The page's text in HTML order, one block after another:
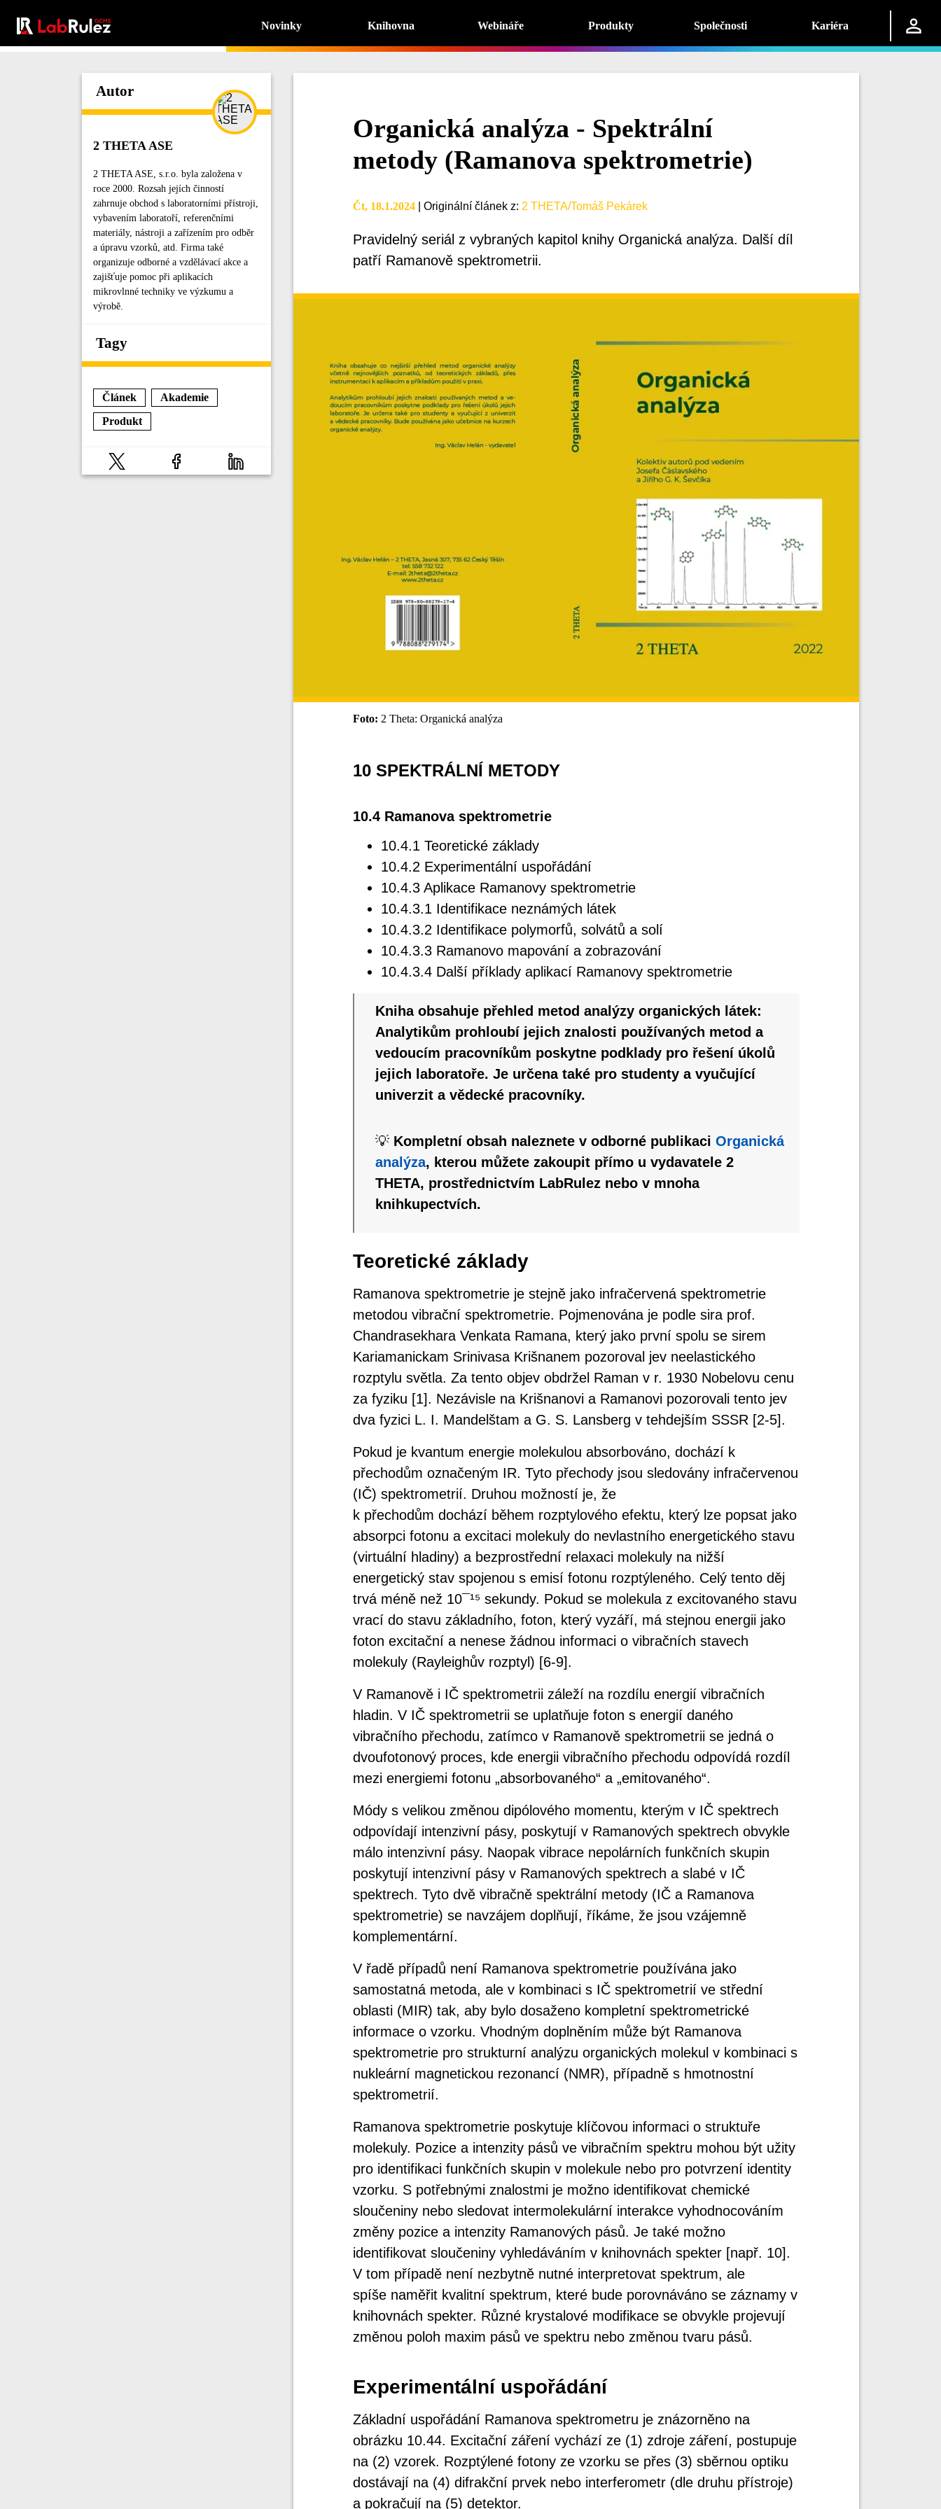
Novinky Knihovna Webináře Produkty Společnosti Kariéra
Autor
2 THETA ASE
2 THETA ASE, s.r.o. byla založena v
roce 2000. Rozsah jejích činností
zahrnuje obchod s laboratorními přístroji,
vybavením laboratoří, referenčními
materiály, nástroji a zařízením pro odběr
a úpravu vzorků, atd. Firma také
organizuje odborné a vzdělávací akce a
zajišťuje pomoc při aplikacích
mikrovlnné techniky ve výzkumu a
výrobě.
Tagy
Článek
Akademie
Produkt
Organická analýza - Spektrální
metody (Ramanova spektrometrie)
Čt, 18.1.2024 Originální článek z: 2 THETA/Tomáš Pekárek
Pravidelný seriál z vybraných kapitol knihy Organická analýza. Další díl
patří Ramanově spektrometrii.
Foto: 2 Theta: Organická analýza
10 SPEKTRÁLNÍ METODY
10.4 Ramanova spektrometrie
10.4.1 Teoretické základy
10.4.2 Experimentální uspořádání
10.4.3 Aplikace Ramanovy spektrometrie
10.4.3.1 Identifikace neznámých látek
10.4.3.2 Identifikace polymorfů, solvátů a solí
10.4.3.3 Ramanovo mapování a zobrazování
10.4.3.4 Další příklady aplikací Ramanovy spektrometrie
Kniha obsahuje přehled metod analýzy organických látek:
Analytikům prohloubí jejich znalosti používaných metod a
vedoucím pracovníkům poskytne podklady pro řešení úkolů
jejich laboratoře. Je určena také pro studenty a vyučující
univerzit a vědecké pracovníky.
💡 Kompletní obsah naleznete v odborné publikaci Organická
analýza, kterou můžete zakoupit přímo u vydavatele 2
THETA, prostřednictvím LabRulez nebo v mnoha
knihkupectvích.
Teoretické základy
Ramanova spektrometrie je stejně jako infračervená spektrometrie
metodou vibrační spektrometrie. Pojmenována je podle sira prof.
Chandrasekhara Venkata Ramana, který jako první spolu se sirem
Kariamanickam Srinivasa Krišnanem pozoroval jev neelastického
rozptylu světla. Za tento objev obdržel Raman v r. 1930 Nobelovu cenu
za fyziku [1]. Nezávisle na Krišnanovi a Ramanovi pozorovali tento jev
dva fyzici L. I. Mandelštam a G. S. Lansberg v tehdejším SSSR [2-5].
Pokud je kvantum energie molekulou absorbováno, dochází k
přechodům označeným IR. Tyto přechody jsou sledovány infračervenou
(IČ) spektrometrií. Druhou možností je, že
k přechodům dochází během rozptylového efektu, který lze popsat jako
absorpci fotonu a excitaci molekuly do nevlastního energetického stavu
(virtuální hladiny) a bezprostřední relaxaci molekuly na nižší
energetický stav spojenou s emisí fotonu rozptýleného. Celý tento děj
trvá méně než 10¯¹⁵ sekundy. Pokud se molekula z excitovaného stavu
vrací do stavu základního, foton, který vyzáří, má stejnou energii jako
foton excitační a nenese žádnou informaci o vibračních stavech
molekuly (Rayleighův rozptyl) [6-9].
V Ramanově i IČ spektrometrii záleží na rozdílu energií vibračních
hladin. V IČ spektrometrii se uplatňuje foton s energií daného
vibračního přechodu, zatímco v Ramanově spektrometrii se jedná o
dvoufotonový proces, kde energii vibračního přechodu odpovídá rozdíl
mezi energiemi fotonu „absorbovaného“ a „emitovaného“.
Módy s velikou změnou dipólového momentu, kterým v IČ spektrech
odpovídají intenzivní pásy, poskytují v Ramanových spektrech obvykle
málo intenzivní pásy. Naopak vibrace nepolárních funkčních skupin
poskytují intenzivní pásy v Ramanových spektrech a slabé v IČ
spektrech. Tyto dvě vibračně spektrální metody (IČ a Ramanova
spektrometrie) se navzájem doplňují, říkáme, že jsou vzájemně
komplementární.
V řadě případů není Ramanova spektrometrie používána jako
samostatná metoda, ale v kombinaci s IČ spektrometrií ve střední
oblasti (MIR) tak, aby bylo dosaženo kompletní spektrometrické
informace o vzorku. Vhodným doplněním může být Ramanova
spektrometrie pro strukturní analýzu organických molekul v kombinaci s
nukleární magnetickou rezonancí (NMR), případně s hmotnostní
spektrometrií.
Ramanova spektrometrie poskytuje klíčovou informaci o struktuře
molekuly. Pozice a intenzity pásů ve vibračním spektru mohou být užity
pro identifikaci funkčních skupin v molekule nebo pro potvrzení identity
vzorku. S potřebnými znalostmi je možno identifikovat chemické
sloučeniny nebo sledovat intermolekulární interakce vyhodnocováním
změny pozice a intenzity Ramanových pásů. Je také možno
identifikovat sloučeniny vyhledáváním v knihovnách spekter [např. 10].
V tom případě není nezbytně nutné interpretovat spektrum, ale
spíše naměřit kvalitní spektrum, které bude porovnáváno se záznamy v
knihovnách spekter. Různé krystalové modifikace se obvykle projevují
změnou poloh maxim pásů ve spektru nebo změnou tvaru pásů.
Experimentální uspořádání
Základní uspořádání Ramanova spektrometru je znázorněno na
obrázku 10.44. Excitační záření vychází ze (1) zdroje záření, postupuje
na (2) vzorek. Rozptýlené fotony ze vzorku se přes (3) sběrnou optiku
dostávají na (4) difrakční prvek nebo interferometr (dle druhu přístroje)
a pokračují na (5) detektor.